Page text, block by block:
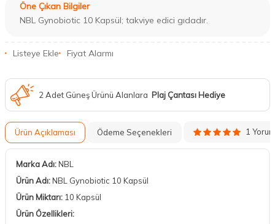
Öne Çıkan Bilgiler
NBL Gynobiotic 10 Kapsül; takviye edici gıdadır.
Listeye Ekle Fiyat Alarmı
2 Adet Güneş Ürünü Alanlara Plaj Çantası Hediye
Ürün Açıklaması Ödeme Seçenekleri 1 Yorum
Marka Adı:NBL
Ürün Adı:NBL Gynobiotic 10 Kapsül
Ürün Miktarı: 10 Kapsül
Ürün Özellikleri: